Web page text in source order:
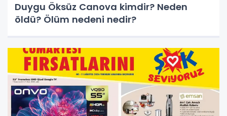
Duygu Öksüz Canova kimdir? Neden
öldü? Ölüm nedeni nedir?